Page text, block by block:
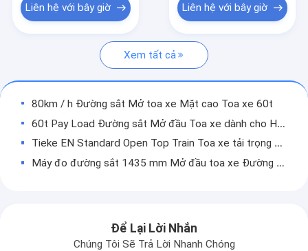
Xe ben
Bộ phận đường sắt Bogie
Bộ ghép toa xe lửa
Thiết bị bảo trì đường sắt
Liên hệ với bây giờ Liên hệ với bây giờ
Xem tất cả
80km / h Đường sắt Mở toa xe Mặt cao Toa xe 60t
60t Pay Load Đường sắt Mở đầu Toa xe dành cho Hàng hóa Thông thường Tiêu chuẩn UIC
Tieke EN Standard Open Top Train Toa xe tải trọng 70t 80km / H cho hàng rời
Máy đo đường sắt 1435 mm Mở đầu toa xe Đường sắt Vận chuyển hàng hóa 61 tấn Trọng tải
Mặt thấp mặt chấn lưu mở bên xe ben Xylanh khí nén 60t Tải AAR đã được phê duyệt
50km / h Ballast Thép Xỉ Bên Xe Toa xe 1435mm Máy đo tốc độ Tipping Dỡ hàng
Để Lại Lời Nhắn
Chúng Tôi Sẽ Trả Lời Nhanh Chóng